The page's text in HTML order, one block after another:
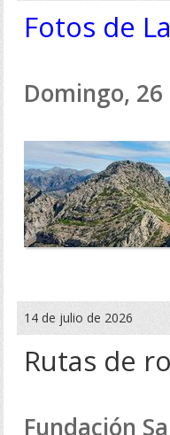
Fotos de
Domingo,
14 de julio de 2026
Rutas de
Fundación